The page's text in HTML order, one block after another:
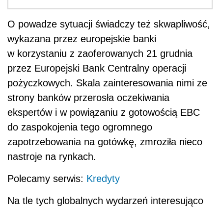
O powadze sytuacji świadczy też skwapliwość,
wykazana przez europejskie banki
w korzystaniu z zaoferowanych 21 grudnia
przez Europejski Bank Centralny operacji
pożyczkowych. Skala zainteresowania nimi ze
strony banków przerosła oczekiwania
ekspertów i w powiązaniu z gotowością EBC
do zaspokojenia tego ogromnego
zapotrzebowania na gotówkę, zmroziła nieco
nastroje na rynkach.
Polecamy serwis: Kredyty
Na tle tych globalnych wydarzeń interesująco